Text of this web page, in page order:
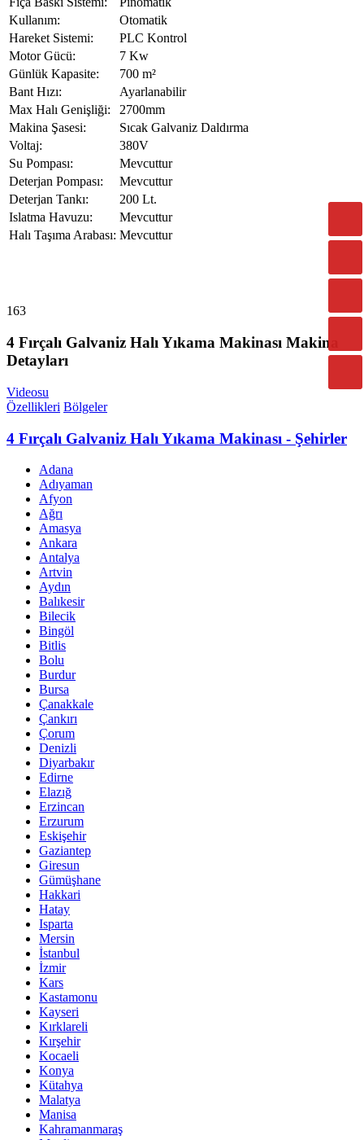
Kullanım:
Otomatik
Hareket Sistemi:
PLC Kontrol
Motor Gücü:
7 Kw
Günlük Kapasite:
700 m²
Bant Hızı:
Ayarlanabilir
Max Halı Genişliği:
2700mm
Makina Şasesi:
Sıcak Galvaniz Daldırma
Voltaj:
380V
Su Pompası:
Mevcuttur
Deterjan Pompası:
Mevcuttur
Deterjan Tankı:
200 Lt.
Islatma Havuzu:
Mevcuttur
Halı Taşıma Arabası: Mevcuttur
163
4 Fırçalı Galvaniz Halı Yıkama Makinası Makina
Detayları
Videosu
Özellikleri Bölgeler
4 Fırçalı Galvaniz Halı Yıkama Makinası - Şehirler
Adana
Adıyaman
Afyon
Ağrı
Amasya
Ankara
Antalya
Artvin
Aydın
Balıkesir
Bilecik
Bingöl
Bitlis
Bolu
Burdur
Bursa
Çanakkale
Çankırı
Çorum
Denizli
Diyarbakır
Edirne
Elazığ
Erzincan
Erzurum
Eskişehir
Gaziantep
Giresun
Gümüşhane
Hakkari
Hatay
Isparta
Mersin
İstanbul
İzmir
Kars
Kastamonu
Kayseri
Kırklareli
Kırşehir
Kocaeli
Konya
Kütahya
Malatya
Manisa
Kahramanmaraş